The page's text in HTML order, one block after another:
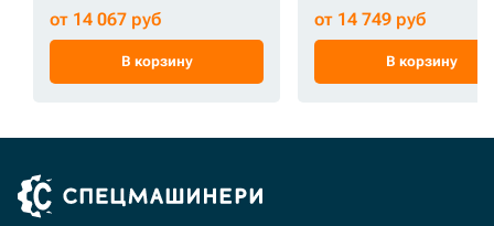
от 14 067 руб
В корзину
от 14 749 руб
В корзину